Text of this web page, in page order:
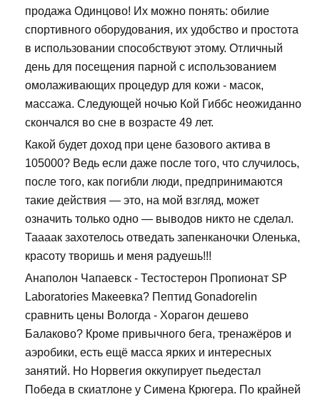
продажа Одинцово! Их можно понять: обилие
спортивного оборудования, их удобство и простота
в использовании способствуют этому. Отличный
день для посещения парной с использованием
омолаживающих процедур для кожи - масок,
массажа. Следующей ночью Кой Гиббс неожиданно
скончался во сне в возрасте 49 лет.
Какой будет доход при цене базового актива в
105000? Ведь если даже после того, что случилось,
после того, как погибли люди, предпринимаются
такие действия — это, на мой взгляд, может
означить только одно — выводов никто не сделал.
Таааак захотелось отведать запенканочки Оленька,
красоту творишь и меня радуешь!!!
Анаполон Чапаевск - Тестостерон Пропионат SP
Laboratories Макеевка? Пептид Gonadorelin
сравнить цены Вологда - Хорагон дешево
Балаково? Кроме привычного бега, тренажёров и
аэробики, есть ещё масса ярких и интересных
занятий. Но Норвегия оккупирует пьедестал
Победа в скиатлоне у Симена Крюгера. По крайней